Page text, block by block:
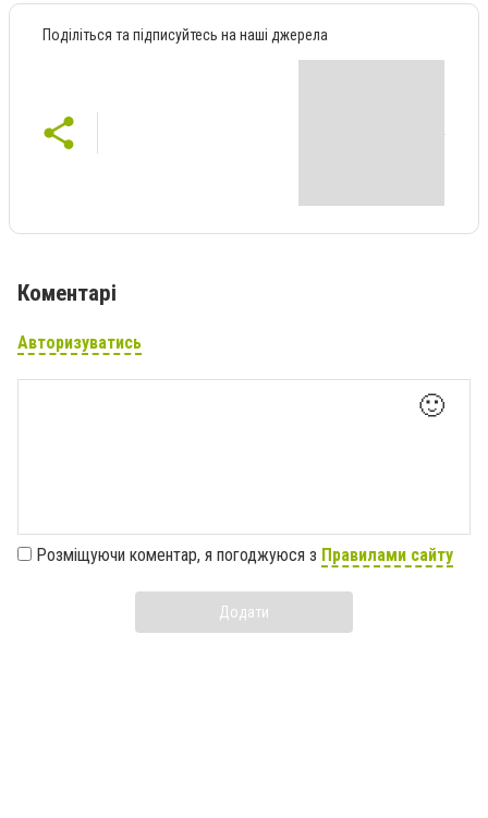
Поділіться та підписуйтесь на наші джерела
Коментарі
Авторизуватись
🙂
Розміщуючи коментар, я погоджуюся з Правилами сайту
Додати